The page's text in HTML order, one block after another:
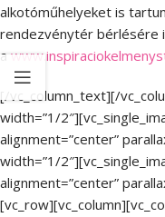
alkotóműhelyeket is
rendezvénytér bérlésére
a
[/vc_column_text][/
width=”1/
alignment=”center”
width=”1/
alignment=”center”